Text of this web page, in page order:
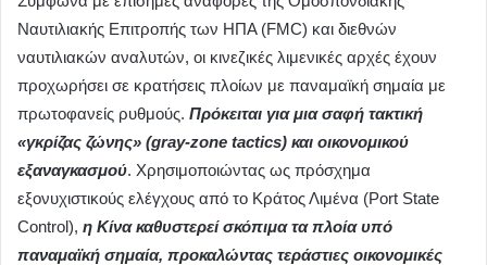
Ναυτιλιακής Επιτροπής των ΗΠΑ (FMC) και διεθνών
ναυτιλιακών αναλυτών, οι κινεζικές λιμενικές αρχές έχουν
προχωρήσει σε κρατήσεις πλοίων με παναμαϊκή σημαία με
πρωτοφανείς ρυθμούς. Πρόκειται για μια σαφή τακτική
«γκρίζας ζώνης» (gray-zone tactics) και οικονομικού
εξαναγκασμού. Χρησιμοποιώντας ως πρόσχημα
εξονυχιστικούς ελέγχους από το Κράτος Λιμένα (Port State
Control), η Κίνα καθυστερεί σκόπιμα τα πλοία υπό
παναμαϊκή σημαία, προκαλώντας τεράστιες οικονομικές